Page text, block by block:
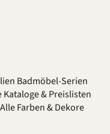
Badmöbel-Serien
Kataloge & Preislisten
Alle Farben & Dekore